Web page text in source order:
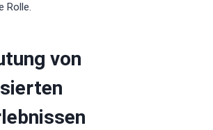
Rolle.
von